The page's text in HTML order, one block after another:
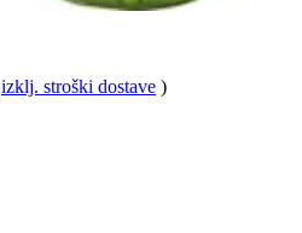
izklj. stroški dostave )